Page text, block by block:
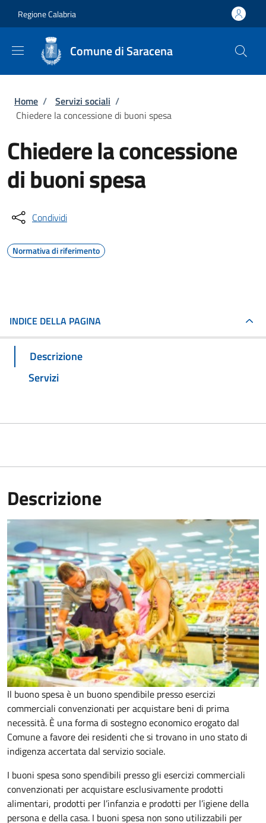
Regione Calabria
Comune di Saracena
Briciole di pane
Home / Servizi sociali /
Chiedere la concessione di buoni spesa
Chiedere la concessione
di buoni spesa
Condividi
Normativa di riferimento
INDICE DELLA PAGINA
Descrizione
Servizi
Descrizione
Il buono spesa è un buono spendibile presso esercizi
commerciali convenzionati per acquistare beni di prima
necessità. È una forma di sostegno economico erogato dal
Comune a favore dei residenti che si trovano in uno stato di
indigenza accertata dal servizio sociale.
I buoni spesa sono spendibili presso gli esercizi commerciali
convenzionati per acquistare esclusivamente prodotti
alimentari, prodotti per l’infanzia e prodotti per l’igiene della
persona e della casa. I buoni spesa non sono utilizzabili per